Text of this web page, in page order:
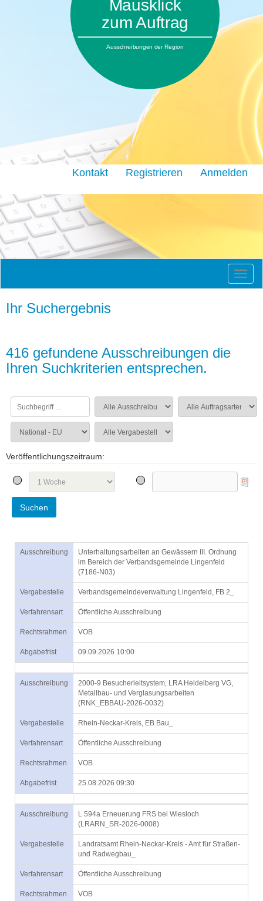
Mausklick
zum Auftrag
Ausschreibungen der Region
Kontakt Registrieren Anmelden
Ihr Suchergebnis
416 gefundene Ausschreibungen die
Ihren Suchkriterien entsprechen.
Veröffentlichungszeitraum:
Ausschreibung
Unterhaltungsarbeiten an Gewässern III. Ordnung
im Bereich der Verbandsgemeinde Lingenfeld
(7186-N03)
Vergabestelle Verbandsgemeindeverwaltung Lingenfeld, FB 2_
Verfahrensart Öffentliche Ausschreibung
Rechtsrahmen VOB
Abgabefrist 09.09.2026 10:00
Ausschreibung
2000-9 Besucherleitsystem, LRA Heidelberg VG,
Metallbau- und Verglasungsarbeiten
(RNK_EBBAU-2026-0032)
Vergabestelle Rhein-Neckar-Kreis, EB Bau_
Verfahrensart Öffentliche Ausschreibung
Rechtsrahmen VOB
Abgabefrist 25.08.2026 09:30
Ausschreibung
L 594a Erneuerung FRS bei Wiesloch
(LRARN_SR-2026-0008)
Vergabestelle
Landratsamt Rhein-Neckar-Kreis - Amt für Straßen-
und Radwegbau_
Verfahrensart Öffentliche Ausschreibung
Rechtsrahmen VOB